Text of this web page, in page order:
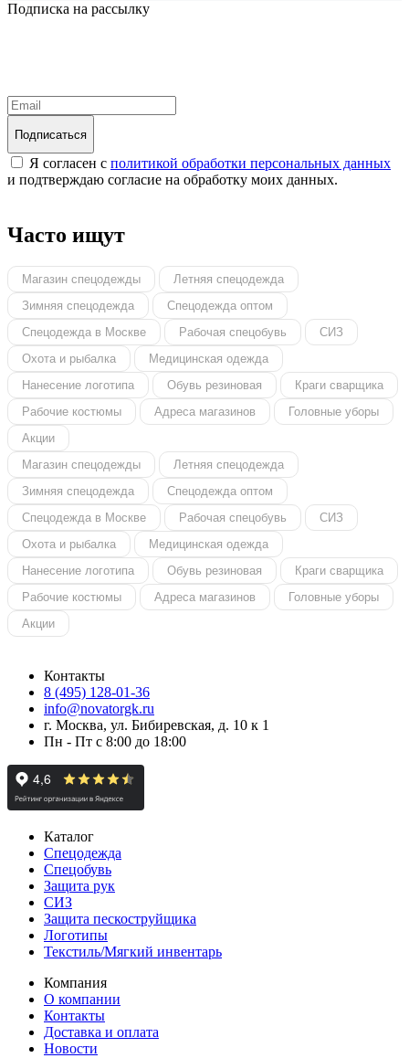
Подписка на рассылку
Подписаться
Я согласен с политикой обработки персональных данных
и подтверждаю согласие на обработку моих данных.
Часто ищут
Магазин спецодежды
Летняя спецодежда
Зимняя спецодежда
Спецодежда оптом
Спецодежда в Москве
Рабочая спецобувь
СИЗ
Охота и рыбалка
Медицинская одежда
Нанесение логотипа
Обувь резиновая
Краги сварщика
Рабочие костюмы
Адреса магазинов
Головные уборы
Акции
Магазин спецодежды
Летняя спецодежда
Зимняя спецодежда
Спецодежда оптом
Спецодежда в Москве
Рабочая спецобувь
СИЗ
Охота и рыбалка
Медицинская одежда
Нанесение логотипа
Обувь резиновая
Краги сварщика
Рабочие костюмы
Адреса магазинов
Головные уборы
Акции
Контакты
8 (495) 128-01-36
info@novatorgk.ru
г. Москва, ул. Бибиревская, д. 10 к 1
Пн - Пт с 8:00 до 18:00
Каталог
Спецодежда
Спецобувь
Защита рук
СИЗ
Защита пескоструйщика
Логотипы
Текстиль/Мягкий инвентарь
Компания
О компании
Контакты
Доставка и оплата
Новости